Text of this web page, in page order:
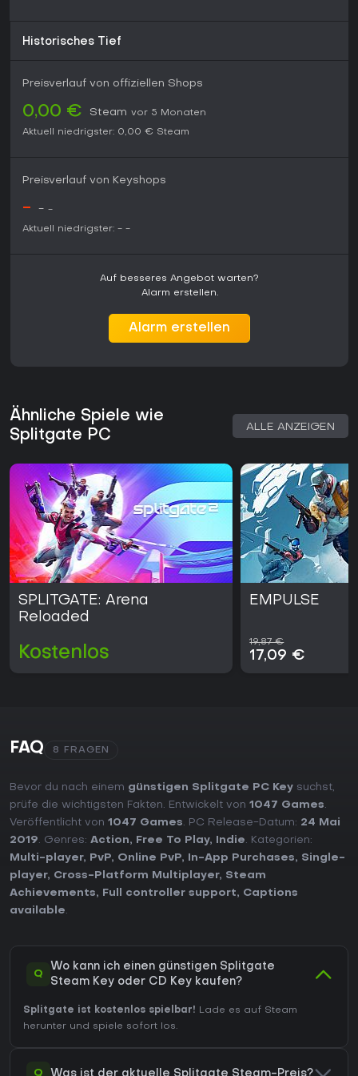
Historisches Tief
Preisverlauf von offiziellen Shops
0,00 € Steam vor 5 Monaten
Aktuell niedrigster: 0,00 € Steam
Preisverlauf von Keyshops
- - -
Aktuell niedrigster: - -
Auf besseres Angebot warten?
Alarm erstellen.
Alarm erstellen
Ähnliche Spiele wie
Splitgate PC
ALLE ANZEIGEN
SPLITGATE: Arena
Reloaded
Kostenlos
EMPULSE
19,87 €
17,09 €
FAQ 8 FRAGEN
Bevor du nach einem günstigen Splitgate PC Key suchst,
prüfe die wichtigsten Fakten. Entwickelt von 1047 Games.
Veröffentlicht von 1047 Games. PC Release-Datum: 24 Mai
2019. Genres: Action, Free To Play, Indie. Kategorien:
Multi-player, PvP, Online PvP, In-App Purchases, Single-
player, Cross-Platform Multiplayer, Steam
Achievements, Full controller support, Captions
available.
Q
Wo kann ich einen günstigen Splitgate
Steam Key oder CD Key kaufen?
Splitgate ist kostenlos spielbar! Lade es auf Steam
herunter und spiele sofort los.
Q Was ist der aktuelle Splitgate Steam-Preis?